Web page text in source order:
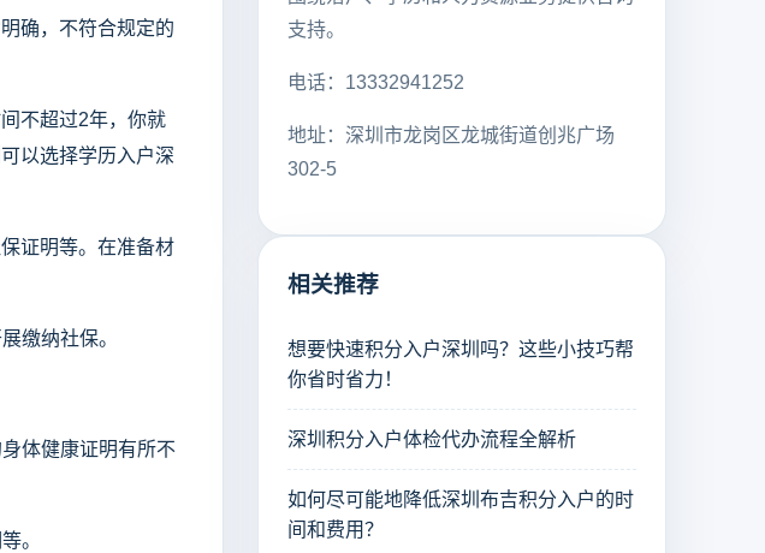
确，不符合规定的
不超过2年，你就
以选择学历入户深
证明等。在准备材
缴纳社保。
体健康证明有所不
。
支持。
电话：13332941252
地址：深圳市龙岗区龙城街道创兆广场
302-5
相关推荐
想要快速积分入户深圳吗？这些小技巧帮
你省时省力！
深圳积分入户体检代办流程全解析
如何尽可能地降低深圳布吉积分入户的时
间和费用？